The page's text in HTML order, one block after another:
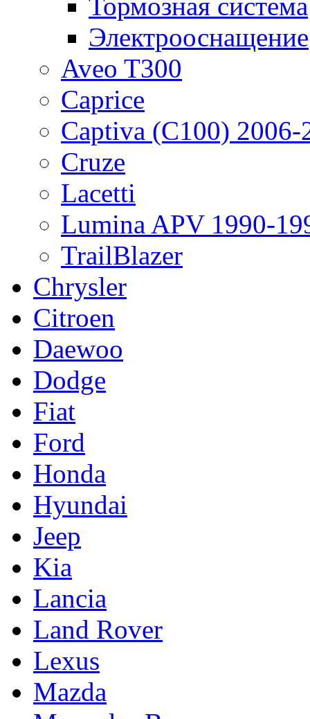
Тормозная система
Электрооснащение
Aveo T300
Caprice
Captiva (C100) 2006-
Cruze
Lacetti
Lumina APV 1990-
TrailBlazer
Chrysler
Citroen
Daewoo
Dodge
Fiat
Ford
Honda
Hyundai
Jeep
Kia
Lancia
Land Rover
Lexus
Mazda